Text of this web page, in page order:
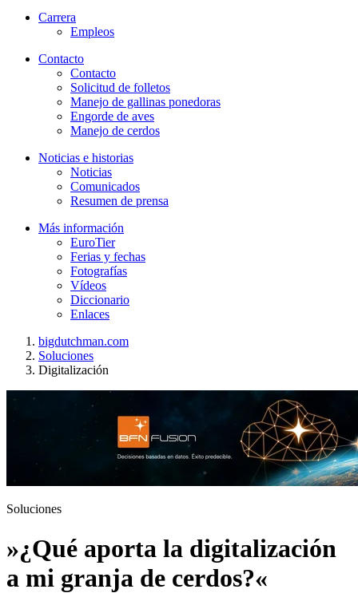
Carrera
Empleos
Contacto
Contacto
Solicitud de folletos
Manejo de gallinas ponedoras
Engorde de aves
Manejo de cerdos
Noticias e historias
Noticias
Comunicados
Resumen de prensa
Más información
EuroTier
Ferias y fechas
Fotografías
Vídeos
Diccionario
Enlaces
bigdutchman.com
Soluciones
Digitalización
Soluciones
»¿Qué aporta la digitalización
a mi granja de cerdos?«